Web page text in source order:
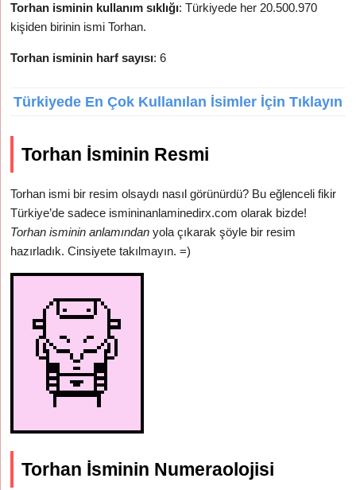
Torhan isminin kullanım sıklığı: Türkiyede her 20.500.970
kişiden birinin ismi Torhan.
Torhan isminin harf sayısı: 6
Türkiyede En Çok Kullanılan İsimler İçin Tıklayın
Torhan İsminin Resmi
Torhan ismi bir resim olsaydı nasıl görünürdü? Bu eğlenceli fikir
Türkiye’de sadece ismininanlaminedirx.com olarak bizde!
Torhan isminin anlamından yola çıkarak şöyle bir resim
hazırladık. Cinsiyete takılmayın. =)
Torhan İsminin Numeraolojisi